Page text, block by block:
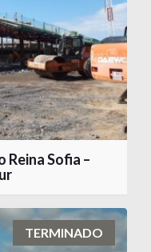
Sofia –
TERMINADO